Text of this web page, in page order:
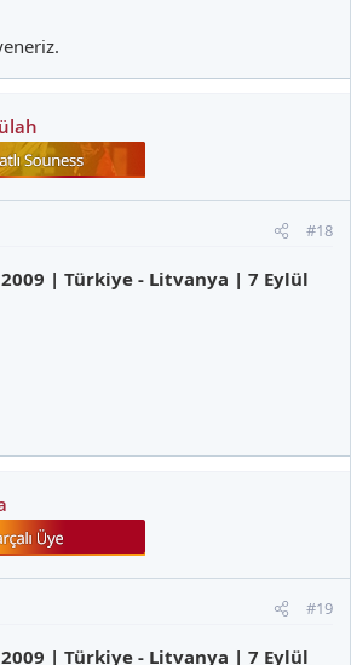
#18
2009 | Türkiye - Litvanya | 7 Eylül
#19
2009 | Türkiye - Litvanya | 7 Eylül